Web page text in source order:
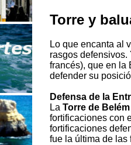
Torre y
Lo que encanta al
rasgos defensivos.
francés), que en la
defender su
Defensa de la
La Torre de Belém
fortificaciones con
fortificaciones
fue la última de las